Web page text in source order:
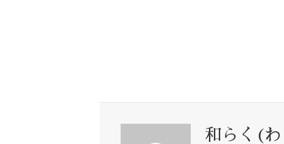
和らく(